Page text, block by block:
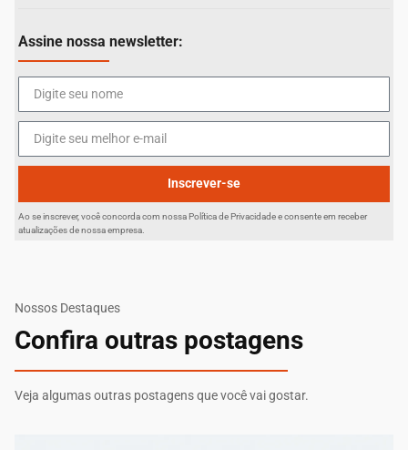
Assine nossa newsletter:
Inscrever-se
Ao se inscrever, você concorda com nossa Política de Privacidade e consente em receber
atualizações de nossa empresa.
Nossos Destaques
Confira outras postagens
Veja algumas outras postagens que você vai gostar.